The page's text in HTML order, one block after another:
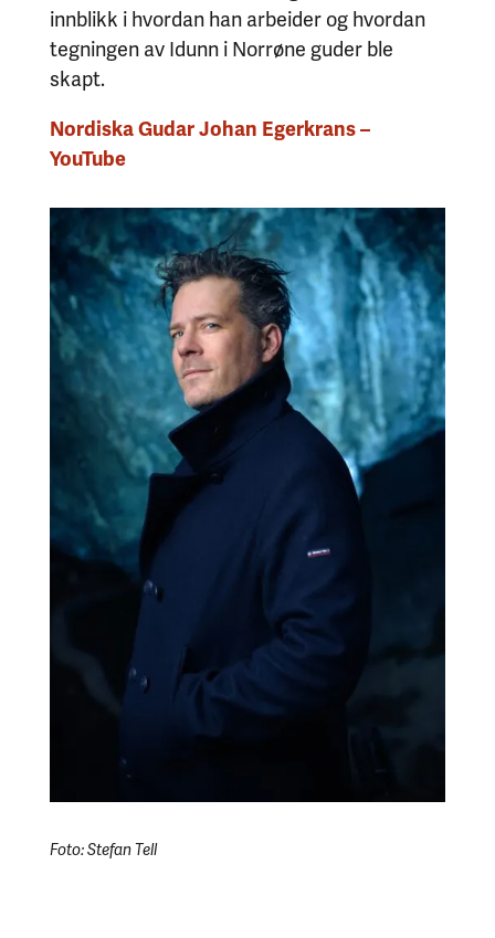
innblikk i hvordan han arbeider og hvordan
tegningen av Idunn i Norrøne guder ble
skapt.
Nordiska Gudar Johan Egerkrans –
YouTube
Foto: Stefan Tell